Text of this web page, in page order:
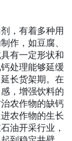
，有着多种用
作，如豆腐、
有一定形状和
处理能够延缓
长货架期。在
，增强饮料的
农作物的缺钙
农作物的生长
油开采行业，